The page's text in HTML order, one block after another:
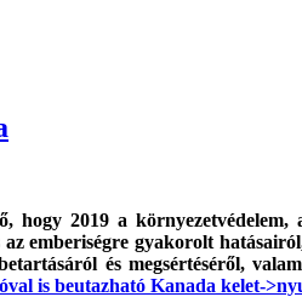
hogy 2019 a
emberiségre gyakorolt
és megsértéséről,
is beutazható Kanada kelet-